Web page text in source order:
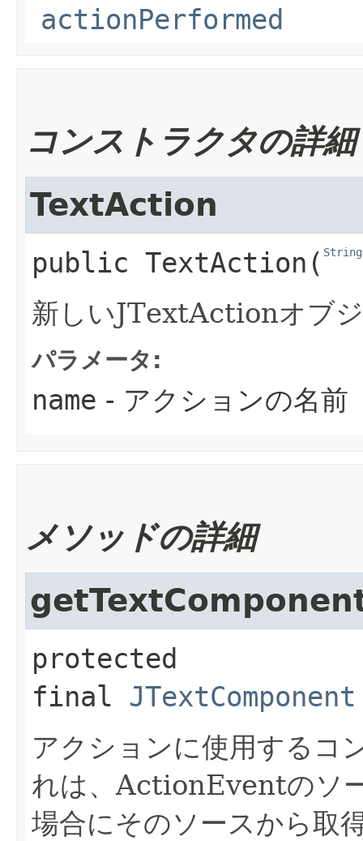
actionPerformed
コンストラクタの詳細
TextAction
public TextAction ​( String
新しいJTextActionオブ
パラメータ:
name - アクションの名前
メソッドの詳細
protected
final JTextComponent
アクションに使用するコ
れは、ActionEventのソ
場合にそのソースから取